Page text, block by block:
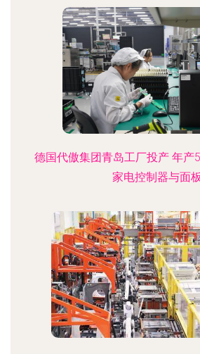
德国代傲集团青岛工厂投产 年产
家电控制器与面板